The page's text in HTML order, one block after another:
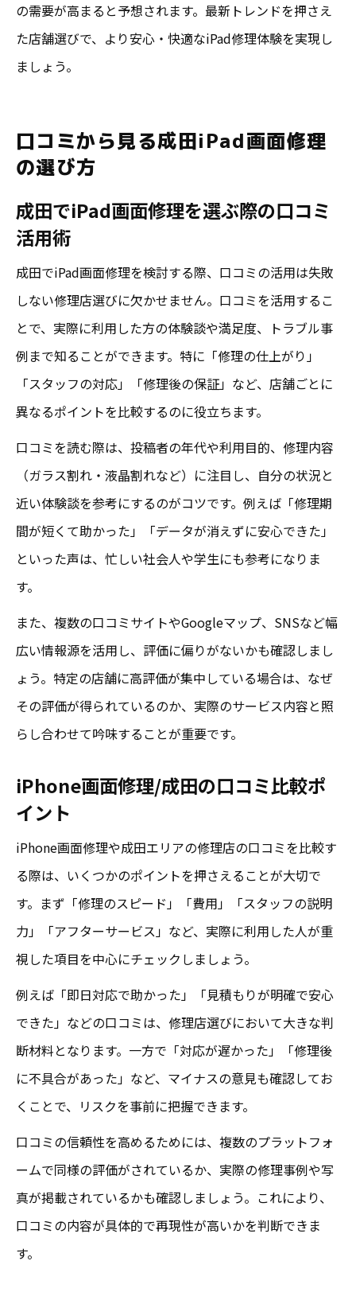
の需要が高まると予想されます。最新トレンドを押さえ
た店舗選びで、より安心・快適なiPad修理体験を実現し
ましょう。
口コミから見る成田iPad画面修理
の選び方
成田でiPad画面修理を選ぶ際の口コミ
活用術
成田でiPad画面修理を検討する際、口コミの活用は失敗
しない修理店選びに欠かせません。口コミを活用するこ
とで、実際に利用した方の体験談や満足度、トラブル事
例まで知ることができます。特に「修理の仕上がり」
「スタッフの対応」「修理後の保証」など、店舗ごとに
異なるポイントを比較するのに役立ちます。
口コミを読む際は、投稿者の年代や利用目的、修理内容
（ガラス割れ・液晶割れなど）に注目し、自分の状況と
近い体験談を参考にするのがコツです。例えば「修理期
間が短くて助かった」「データが消えずに安心できた」
といった声は、忙しい社会人や学生にも参考になりま
す。
また、複数の口コミサイトやGoogleマップ、SNSなど幅
広い情報源を活用し、評価に偏りがないかも確認しまし
ょう。特定の店舗に高評価が集中している場合は、なぜ
その評価が得られているのか、実際のサービス内容と照
らし合わせて吟味することが重要です。
iPhone画面修理/成田の口コミ比較ポ
イント
iPhone画面修理や成田エリアの修理店の口コミを比較す
る際は、いくつかのポイントを押さえることが大切で
す。まず「修理のスピード」「費用」「スタッフの説明
力」「アフターサービス」など、実際に利用した人が重
視した項目を中心にチェックしましょう。
例えば「即日対応で助かった」「見積もりが明確で安心
できた」などの口コミは、修理店選びにおいて大きな判
断材料となります。一方で「対応が遅かった」「修理後
に不具合があった」など、マイナスの意見も確認してお
くことで、リスクを事前に把握できます。
口コミの信頼性を高めるためには、複数のプラットフォ
ームで同様の評価がされているか、実際の修理事例や写
真が掲載されているかも確認しましょう。これにより、
口コミの内容が具体的で再現性が高いかを判断できま
す。